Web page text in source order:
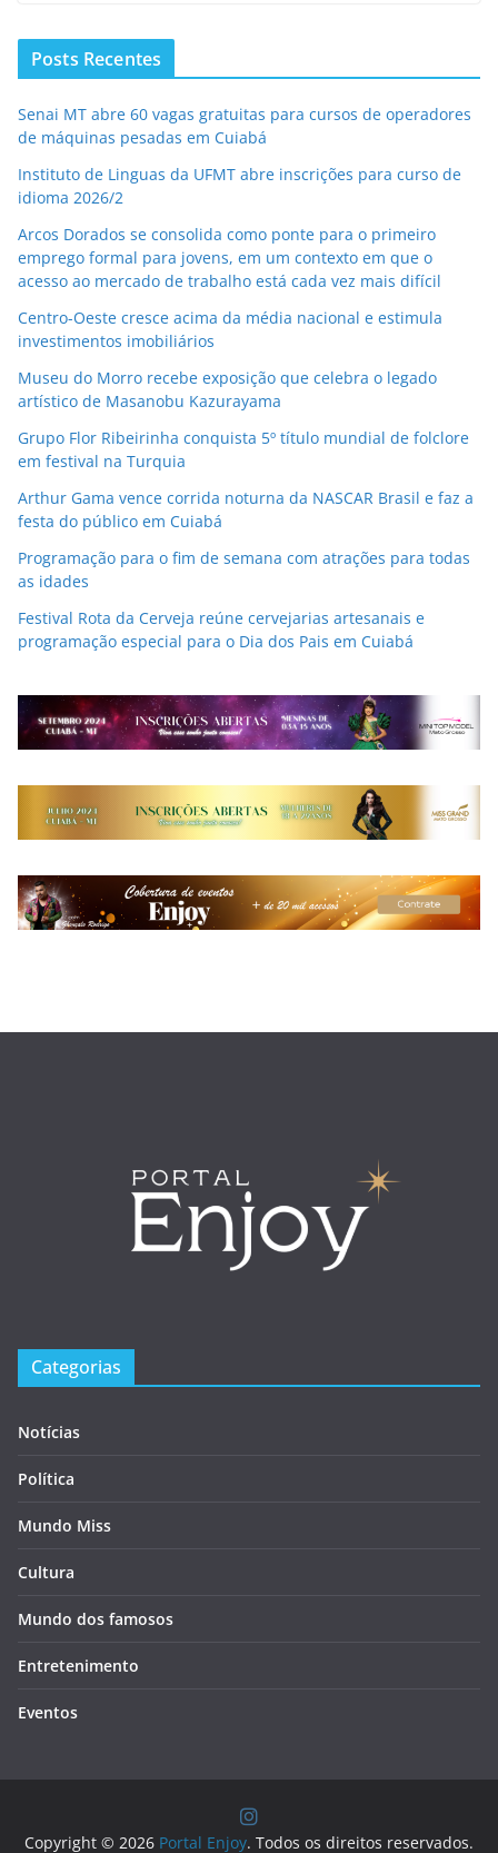
Posts Recentes
Senai MT abre 60 vagas gratuitas para cursos de operadores
de máquinas pesadas em Cuiabá
Instituto de Linguas da UFMT abre inscrições para curso de
idioma 2026/2
Arcos Dorados se consolida como ponte para o primeiro
emprego formal para jovens, em um contexto em que o
acesso ao mercado de trabalho está cada vez mais difícil
Centro-Oeste cresce acima da média nacional e estimula
investimentos imobiliários
Museu do Morro recebe exposição que celebra o legado
artístico de Masanobu Kazurayama
Grupo Flor Ribeirinha conquista 5º título mundial de folclore
em festival na Turquia
Arthur Gama vence corrida noturna da NASCAR Brasil e faz a
festa do público em Cuiabá
Programação para o fim de semana com atrações para todas
as idades
Festival Rota da Cerveja reúne cervejarias artesanais e
programação especial para o Dia dos Pais em Cuiabá
Categorias
Notícias
Política
Mundo Miss
Cultura
Mundo dos famosos
Entretenimento
Eventos
Copyright © 2026 Portal Enjoy. Todos os direitos reservados.